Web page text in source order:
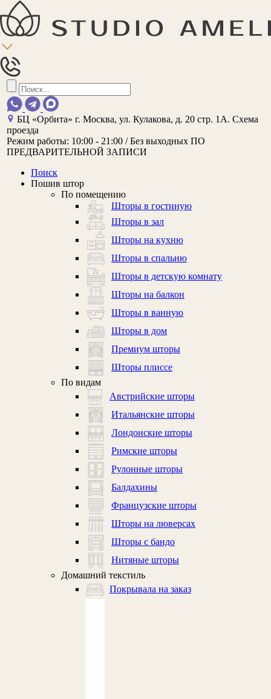
БЦ «Орбита»г. Москва, ул. Кулакова, д. 20 стр. 1А. Схема
проезда
Режим работы: 10:00 - 21:00 / Без выходных ПО
ПРЕДВАРИТЕЛЬНОЙ ЗАПИСИ
Поиск
Пошив штор
По помещению
Шторы в гостиную
Шторы в зал
Шторы на кухню
Шторы в спальню
Шторы в детскую комнату
Шторы на балкон
Шторы в ванную
Шторы в дом
Премиум шторы
Шторы плиссе
По видам
Австрийские шторы
Итальянские шторы
Лондонские шторы
Римские шторы
Рулонные шторы
Балдахины
Французские шторы
Шторы на люверсах
Шторы с бандо
Нитяные шторы
Домашний текстиль
Покрывала на заказ